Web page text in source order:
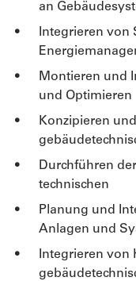
an
Integrieren von
Montieren und
und Optimieren
Konzipieren
Durchführen
technischen
Planung und
Anlagen und
Integrieren von